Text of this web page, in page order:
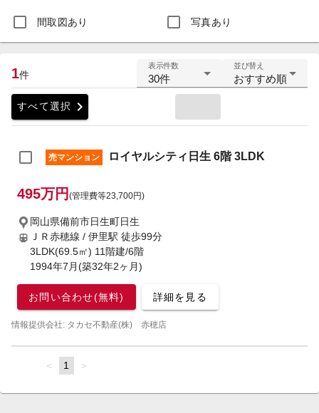
間取図あり 写真あり
1件
表示件数
30件
並び替え
おすすめ順
すべて選択 chevron_right
売マンション ロイヤルシティ日生 6階 3LDK
495万円 (管理費等23,700円)
岡山県備前市日生町日生
ＪＲ赤穂線 / 伊里駅 徒歩99分
3LDK(69.5㎡) 11階建/6階
1994年7月(築32年2ヶ月)
お問い合わせ(無料) 詳細を見る
情報提供会社: タカセ不動産(株) 赤穂店
page
You're
page
1 page